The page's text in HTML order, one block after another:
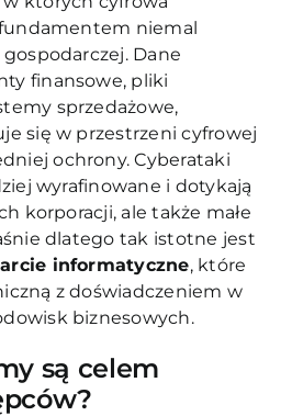
niemal
gospodarczej. Dane
finansowe, pliki
sprzedażowe,
się w przestrzeni cyfrowej
ochrony. Cyberataki
wyrafinowane i dotykają
korporacji, ale także małe
dlatego tak istotne jest
informatyczne, które
z doświadczeniem w
biznesowych.
są celem